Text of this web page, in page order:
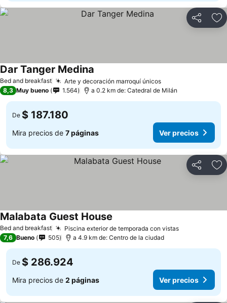
Compartir
Bed and breakfast Arte y decoración marroquí únicosVer precios
Dar Tanger Medina
8,3 Muy bueno 1.564 a 0.2 km de: Catedral de Milán
De $ 187.180
Mira precios de 7 páginas Ver precios
Compartir
Bed and breakfast Piscina exterior de temporada con vistasVer precios
Malabata Guest House
7,6 Bueno 505 a 4.9 km de: Centro de la ciudad
De $ 286.924
Mira precios de 2 páginas Ver precios